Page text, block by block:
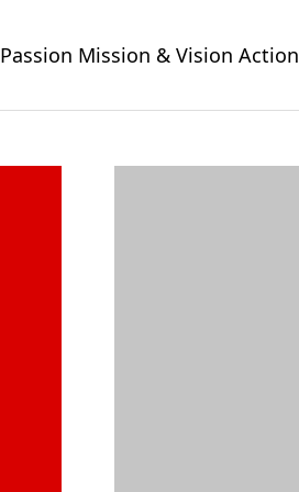
Passion Mission & Vision Action